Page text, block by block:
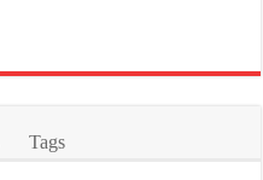
Tags